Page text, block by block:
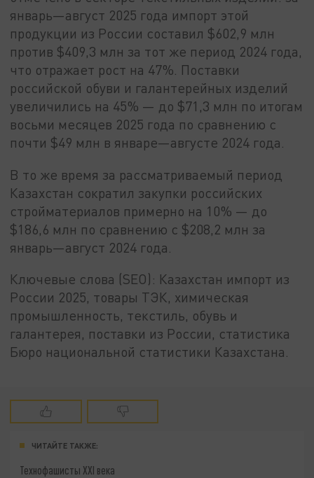
январь—август 2025 года импорт этой
продукции из России составил $602,9 млн
против $409,3 млн за тот же период 2024 года,
что отражает рост на 47%. Поставки
российской обуви и галантерейных изделий
увеличились на 45% — до $71,3 млн по итогам
восьми месяцев 2025 года по сравнению с
почти $49 млн в январе—августе 2024 года.
В то же время за рассматриваемый период
Казахстан сократил закупки российских
стройматериалов примерно на 10% — до
$186,6 млн по сравнению с $208,2 млн за
январь—август 2024 года.
Ключевые слова (SEO): Казахстан импорт из
России 2025, товары ТЭК, химическая
промышленность, текстиль, обувь и
галантерея, поставки из России, статистика
Бюро национальной статистики Казахстана.
ЧИТАЙТЕ ТАКЖЕ:
Технофашисты XXI века